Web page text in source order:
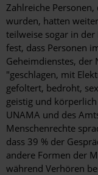
Zahlreiche
wurden, hatten
teilweise sogar in der
fest, dass Personen
Geheimdienstes, der
"geschlagen, mit
gefoltert, bedroht,
geistig und
UNAMA und des
Menschenrechte
dass 39 % der
andere Formen der
während Verhören